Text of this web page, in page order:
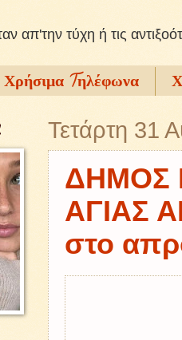
απ'την τύχη ή τις
Χρήσιμα Tηλέφωνα
Τετάρτη 31
ΔΗΜΟΣ
ΑΓΙΑΣ
στο